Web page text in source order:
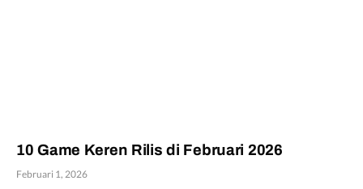
10 Game Keren Rilis di Februari 2026
Februari 1, 2026